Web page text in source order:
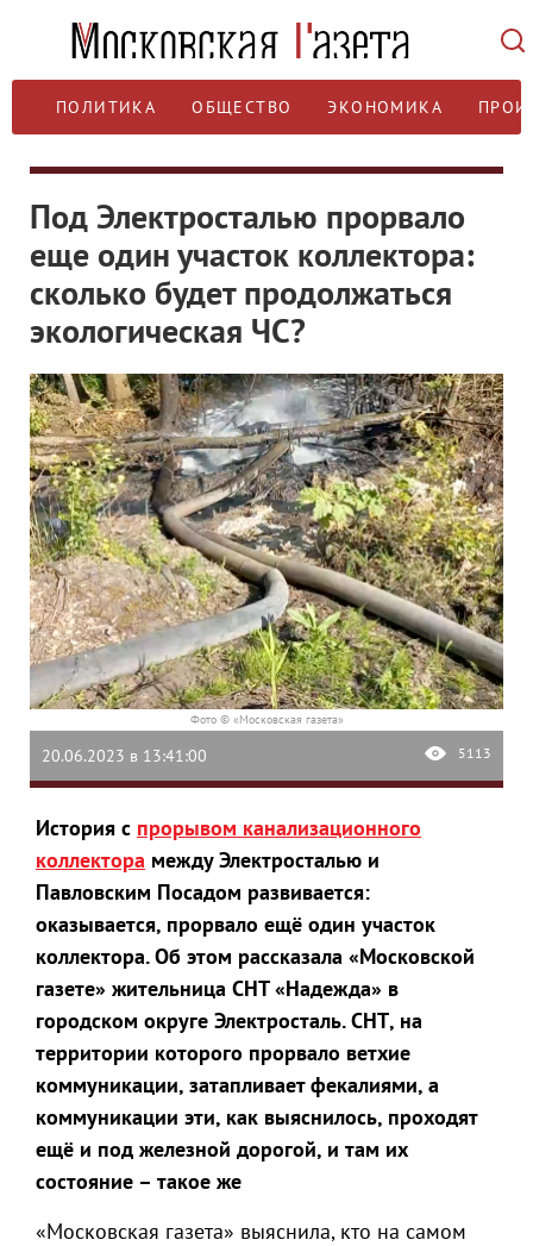
ПОЛИТИКА ОБЩЕСТВО ЭКОНОМИКА
Под Электросталью прорвало
еще один участок коллектора:
сколько будет продолжаться
экологическая ЧС?
Фото © «Московская газета»
20.06.2023 в 13:41:00 5113
История с прорывом канализационного
коллектора между Электросталью и
Павловским Посадом развивается:
оказывается, прорвало ещё один участок
коллектора. Об этом рассказала «Московской
газете» жительница СНТ «Надежда» в
городском округе Электросталь. СНТ, на
территории которого прорвало ветхие
коммуникации, затапливает фекалиями, а
коммуникации эти, как выяснилось, проходят
ещё и под железной дорогой, и там их
состояние – такое же
«Московская газета» выяснила, кто на самом